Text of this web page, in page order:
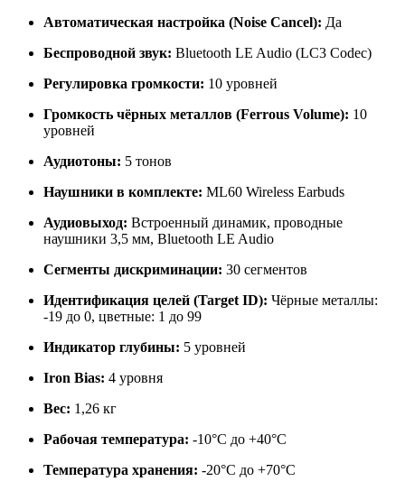
Автоматическая настройка (Noise Cancel): Да
Беспроводной звук: Bluetooth LE Audio (LC3 Codec)
Регулировка громкости: 10 уровней
Громкость чёрных металлов (Ferrous Volume): 10
уровней
Аудиотоны: 5 тонов
Наушники в комплекте: ML60 Wireless Earbuds
Аудиовыход: Встроенный динамик, проводные
наушники 3,5 мм, Bluetooth LE Audio
Сегменты дискриминации: 30 сегментов
Идентификация целей (Target ID): Чёрные металлы:
-19 до 0, цветные: 1 до 99
Индикатор глубины: 5 уровней
Iron Bias: 4 уровня
Вес: 1,26 кг
Рабочая температура: -10°C до +40°C
Температура хранения: -20°C до +70°C